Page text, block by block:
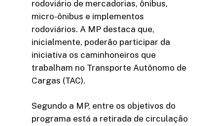
rodoviário de mercadorias, ônibus,
micro-ônibus e implementos
rodoviários. A MP destaca que,
inicialmente, poderão participar da
iniciativa os caminhoneiros que
trabalham no Transporte Autônomo de
Cargas (TAC).
Segundo a MP, entre os objetivos do
programa está a retirada de circulação